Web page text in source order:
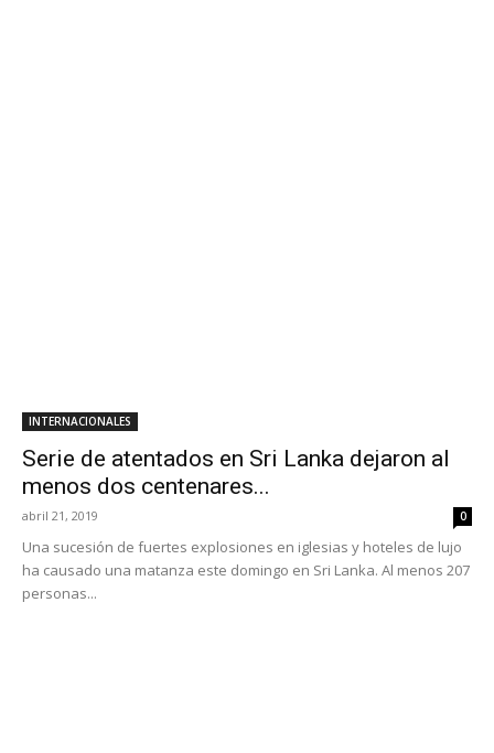
INTERNACIONALES
Serie de atentados en Sri Lanka dejaron al
menos dos centenares...
abril 21, 2019 0
Una sucesión de fuertes explosiones en iglesias y hoteles de lujo
ha causado una matanza este domingo en Sri Lanka. Al menos 207
personas...